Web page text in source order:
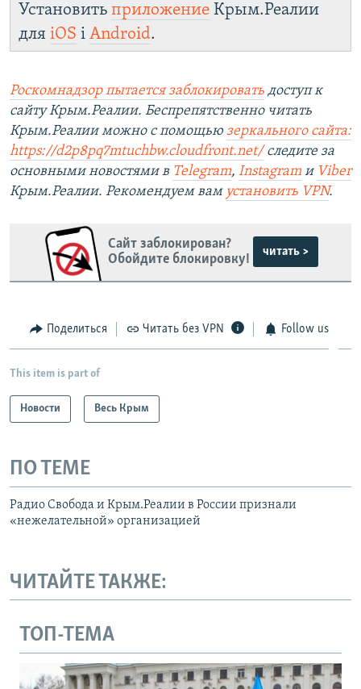
Установить приложение Крым.Реалии
для iOS і Android.
Роскомнадзор пытается заблокировать доступ к
сайту Крым.Реалии. Беспрепятственно читать
Крым.Реалии можно с помощью зеркального сайта:
https://d2p8pq7mtuchbw.cloudfront.net/следите за
основными новостями в Telegram, Instagram и Viber
Крым.Реалии. Рекомендуем вам установить VPN.
Сайт заблокирован?
Обойдите блокировку!
читать >
Поделиться Читать без VPN Follow us
This item is part of
Новости Весь Крым
ПО ТЕМЕ
Радио Свобода и Крым.Реалии в России признали
«нежелательной» организацией
ЧИТАЙТЕ ТАКЖЕ:
ТОП-ТЕМА